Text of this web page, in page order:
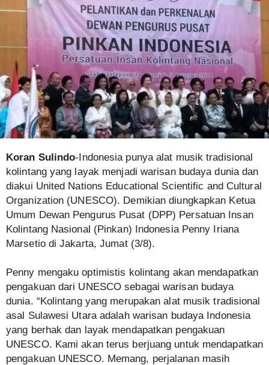
Koran Sulindo-Indonesia punya alat musik tradisional
kolintang yang layak menjadi warisan budaya dunia dan
diakui United Nations Educational Scientific and Cultural
Organization (UNESCO). Demikian diungkapkan Ketua
Umum Dewan Pengurus Pusat (DPP) Persatuan Insan
Kolintang Nasional (Pinkan) Indonesia Penny Iriana
Marsetio di Jakarta, Jumat (3/8).
Penny mengaku optimistis kolintang akan mendapatkan
pengakuan dari UNESCO sebagai warisan budaya
dunia. “Kolintang yang merupakan alat musik tradisional
asal Sulawesi Utara adalah warisan budaya Indonesia
yang berhak dan layak mendapatkan pengakuan
UNESCO. Kami akan terus berjuang untuk mendapatkan
pengakuan UNESCO. Memang, perjalanan masih